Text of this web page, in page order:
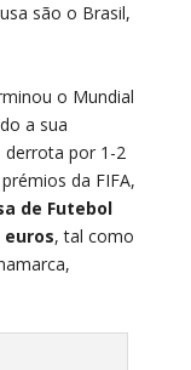
são o Brasil,
o Mundial
a sua
por 1-2
da FIFA,
de Futebol
euros, tal como